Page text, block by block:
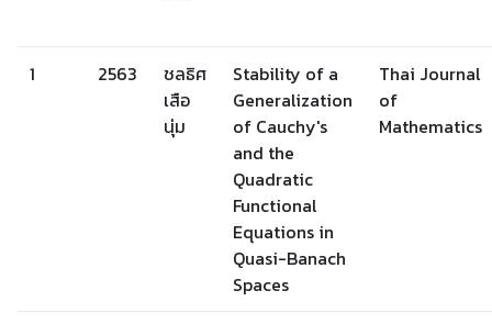
1 2563
ชลธิศ
เสือ
นุ่ม
Stability of a
Generalization
of Cauchy's
and the
Quadratic
Functional
Equations in
Quasi-Banach
Spaces
Thai Journal
of
Mathematics